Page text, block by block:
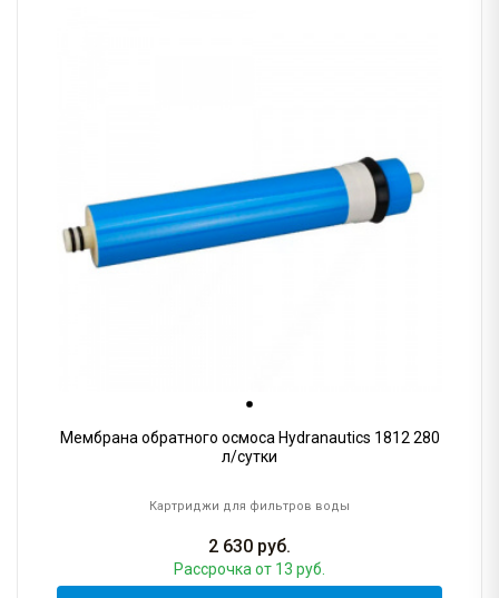
Мембрана обратного осмоса Hydranautics 1812 280
л/сутки
Картриджи для фильтров воды
2 630 руб.
Рассрочка от 13 руб.